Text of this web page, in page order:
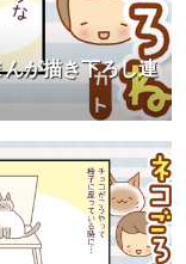
が描き下ろし連